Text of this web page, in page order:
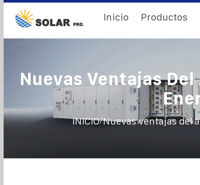
Inicio Productos
Nuevas Ventajas
INICIO/Nuevas ventajas del